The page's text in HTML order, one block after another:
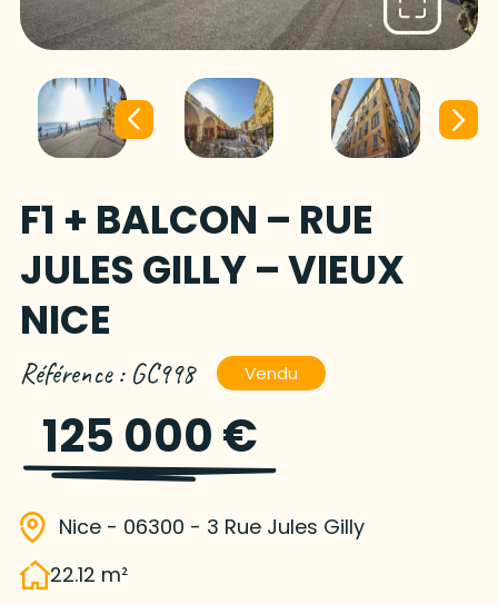
F1 + BALCON – RUE
JULES GILLY – VIEUX
NICE
Référence : GC998 Vendu
125 000 €
Nice - 06300 - 3 Rue Jules Gilly
22.12 m²